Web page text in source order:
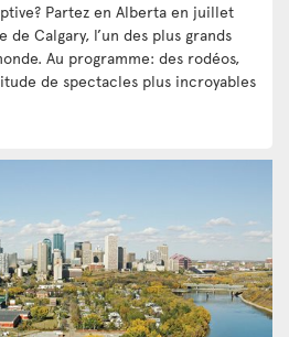
Partez en Alberta en juillet
de Calgary, l’un des plus grands
Au programme: des rodéos,
de spectacles plus incroyables